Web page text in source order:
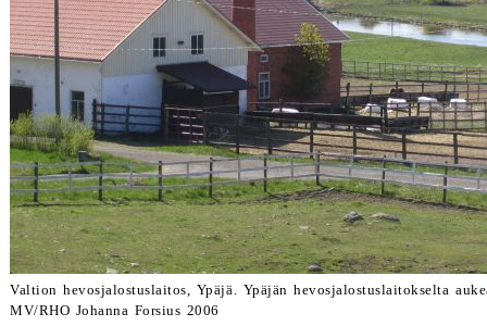
Valtion hevosjalostuslaitos, Ypäjä. Ypäjän hevosjalostuslaitokselta
MV/RHO Johanna Forsius 2006